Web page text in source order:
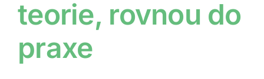
teorie, rovnou do
praxe